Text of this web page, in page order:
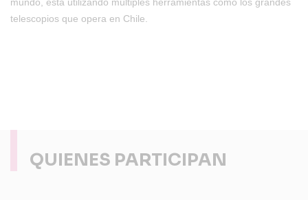
telescopios que opera en Chile.
QUIENES PARTICIPAN